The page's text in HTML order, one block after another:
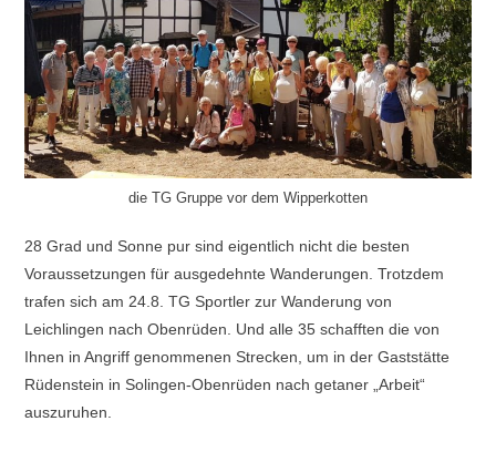
die TG Gruppe vor dem Wipperkotten
28 Grad und Sonne pur sind eigentlich nicht die besten
Voraussetzungen für ausgedehnte Wanderungen. Trotzdem
trafen sich am 24.8. TG Sportler zur Wanderung von
Leichlingen nach Obenrüden. Und alle 35 schafften die von
Ihnen in Angriff genommenen Strecken, um in der Gaststätte
Rüdenstein in Solingen-Obenrüden nach getaner „Arbeit“
auszuruhen.